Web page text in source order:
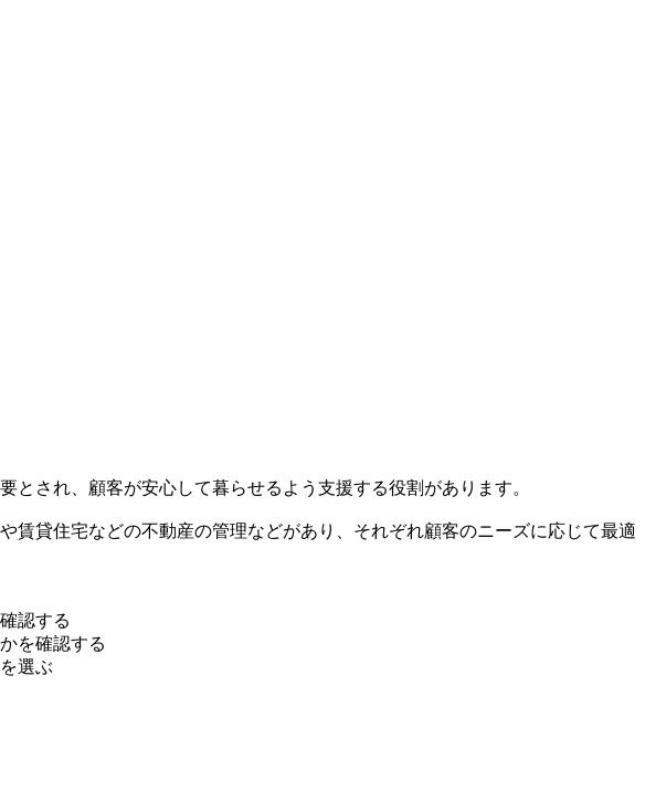
され、顧客が安心して暮らせるよう支援する役割があります。
貸住宅などの不動産の管理などがあり、それぞれ顧客のニーズに応じて最適
認する
を確認する
選ぶ